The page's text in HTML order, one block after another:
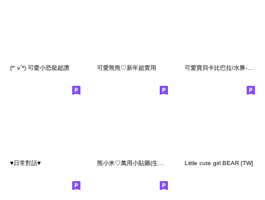
(*‘ v`*) 可愛小恐龍超讚 可愛熊熊♡新年超實用 可愛寶貝卡比巴拉/水豚-省空間貼圖
♥日常對話♥ Little cute girl BEAR [TW]